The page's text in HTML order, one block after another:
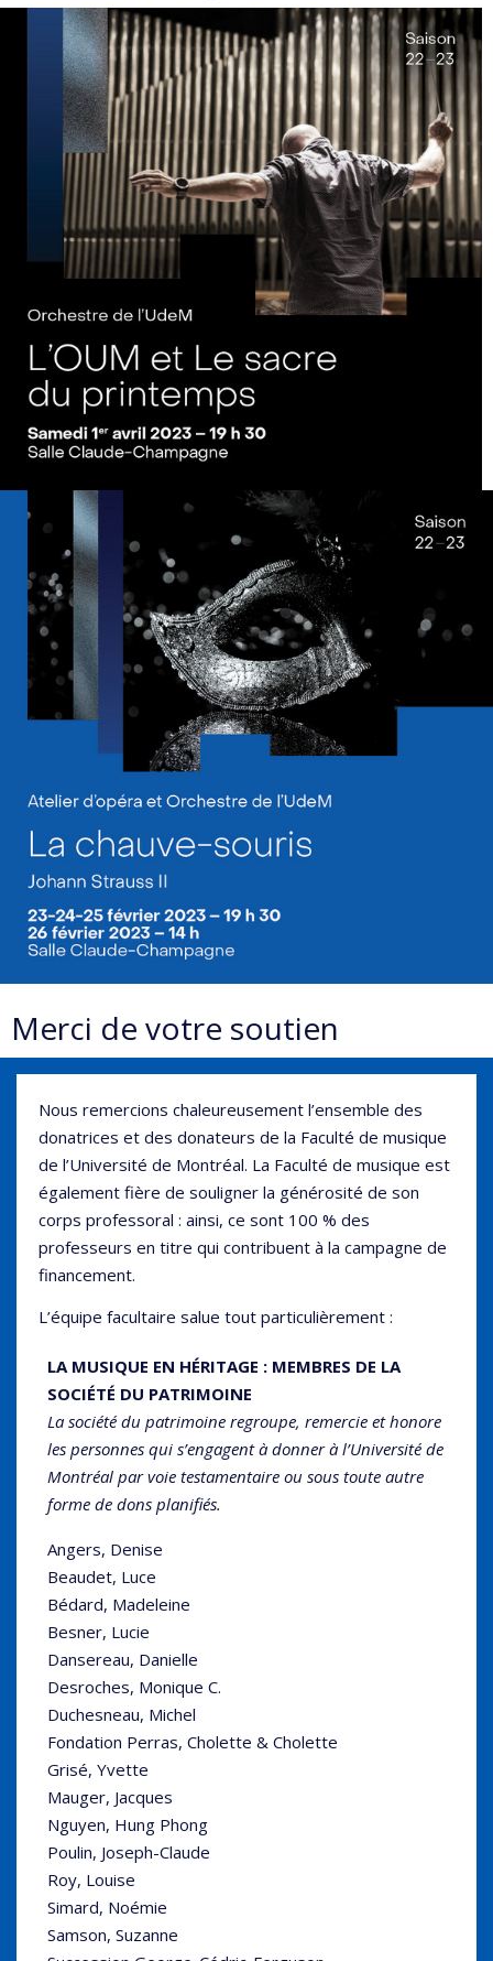
Merci de votre soutien
Nous remercions chaleureusement l’ensemble des
donatrices et des donateurs de la Faculté de musique
de l’Université de Montréal. La Faculté de musique est
également fière de souligner la générosité de son
corps professoral : ainsi, ce sont 100 % des
professeurs en titre qui contribuent à la campagne de
financement.
L’équipe facultaire salue tout particulièrement :
LA MUSIQUE EN HÉRITAGE : MEMBRES DE LA
SOCIÉTÉ DU PATRIMOINE
La société du patrimoine regroupe, remercie et honore
les personnes qui s’engagent à donner à l’Université de
Montréal par voie testamentaire ou sous toute autre
forme de dons planifiés.
Angers, Denise
Beaudet, Luce
Bédard, Madeleine
Besner, Lucie
Dansereau, Danielle
Desroches, Monique C.
Duchesneau, Michel
Fondation Perras, Cholette & Cholette
Grisé, Yvette
Mauger, Jacques
Nguyen, Hung Phong
Poulin, Joseph-Claude
Roy, Louise
Simard, Noémie
Samson, Suzanne